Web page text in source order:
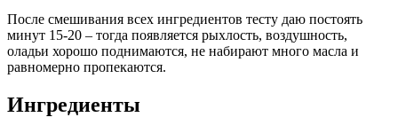
После смешивания всех ингредиентов тесту даю постоять
минут 15-20 – тогда появляется рыхлость, воздушность,
оладьи хорошо поднимаются, не набирают много масла и
равномерно пропекаются.
Ингредиенты